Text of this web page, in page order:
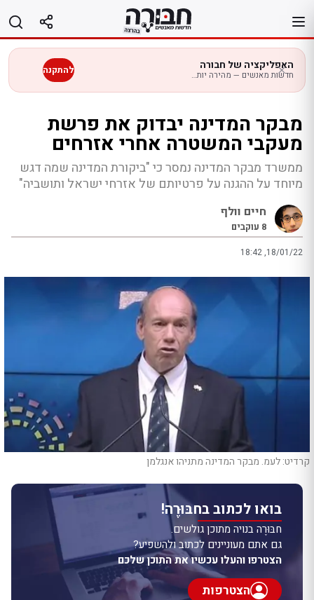
לתוכן
האפליקציה של חבורה
חדשות מאנשים — מהירה יותר בנייד להתקנה
מבקר המדינה יבדוק את פרשת
מעקבי המשטרה אחרי אזרחים
ממשרד מבקר המדינה נמסר כי "ביקורת המדינה שמה דגש
מיוחד על ההגנה על פרטיותם של אזרחי ישראל ותושביה"
חיים וולף
8 עוקבים
18:42 ,18/01/22
קרדיט: לעמ. מבקר המדינה מתניהו אנגלמן
בואו לכתוב בחבּוּרֶה!
חבּוּרֶה בנויה מתוכן גולשים.
גם אתם מעוניינים לכתוב ולהשפיע?
הצטרפו והעלו עכשיו את התוכן שלכם
הצטרפות